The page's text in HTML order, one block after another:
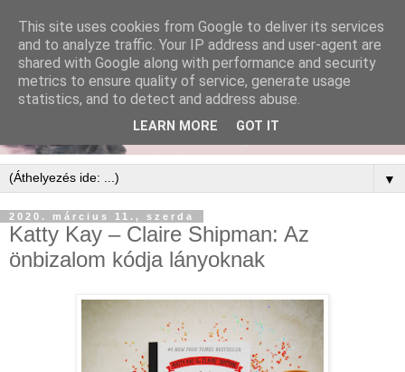
▼
2020. március 11., szerda
Katty Kay – Claire Shipman: Az
önbizalom kódja lányoknak
This site uses cookies from Google to deliver its services
and to analyze traffic. Your IP address and user-agent are
shared with Google along with performance and security
metrics to ensure quality of service, generate usage
statistics, and to detect and address abuse.
LEARN MORE GOT IT